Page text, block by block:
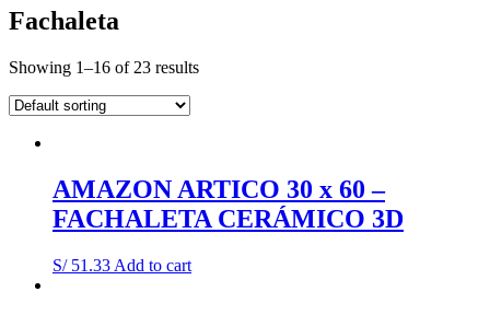
Fachaleta
Showing 1–16 of 23 results
AMAZON ARTICO 30 x 60 –
FACHALETA CERÁMICO 3D
S/51.33 Add to cart